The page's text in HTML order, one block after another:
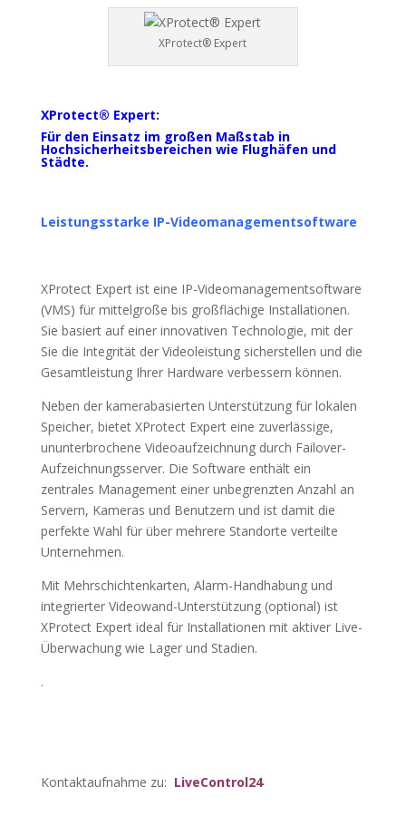
XProtect® Expert
XProtect® Expert:
Für den Einsatz im großen Maßstab in
Hochsicherheitsbereichen wie Flughäfen und
Städte.
Leistungsstarke IP-Videomanagementsoftware
XProtect Expert ist eine IP-Videomanagementsoftware
(VMS) für mittelgroße bis großflächige Installationen.
Sie basiert auf einer innovativen Technologie, mit der
Sie die Integrität der Videoleistung sicherstellen und die
Gesamtleistung Ihrer Hardware verbessern können.
Neben der kamerabasierten Unterstützung für lokalen
Speicher, bietet XProtect Expert eine zuverlässige,
ununterbrochene Videoaufzeichnung durch Failover-
Aufzeichnungsserver. Die Software enthält ein
zentrales Management einer unbegrenzten Anzahl an
Servern, Kameras und Benutzern und ist damit die
perfekte Wahl für über mehrere Standorte verteilte
Unternehmen.
Mit Mehrschichtenkarten, Alarm-Handhabung und
integrierter Videowand-Unterstützung (optional) ist
XProtect Expert ideal für Installationen mit aktiver Live-
Überwachung wie Lager und Stadien.
.
Kontaktaufnahme zu: LiveControl24